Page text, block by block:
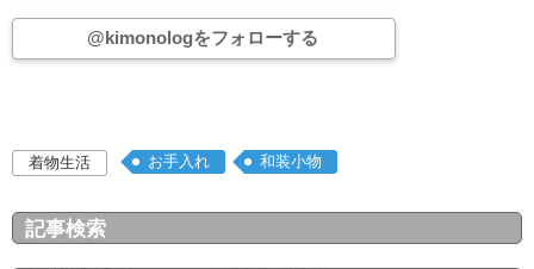
@kimonologをフォローする
着物生活 お手入れ 和装小物
記事検索